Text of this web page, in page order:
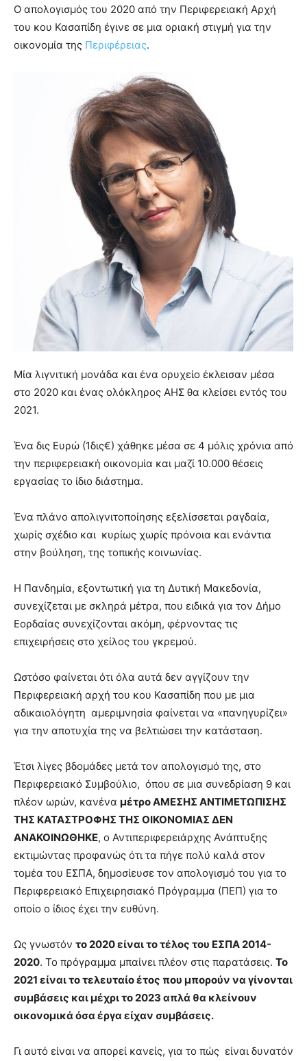
Ο απολογισμός του 2020 από την Περιφερειακή Αρχή
του κου Κασαπίδη έγινε σε μια οριακή στιγμή για την
οικονομία της Περιφέρειας.
Μία λιγνιτική μονάδα και ένα ορυχείο έκλεισαν μέσα
στο 2020 και ένας ολόκληρος ΑΗΣ θα κλείσει εντός του
2021.
Ένα δις Ευρώ (1δις€) χάθηκε μέσα σε 4 μόλις χρόνια από
την περιφερειακή οικονομία και μαζί 10.000 θέσεις
εργασίας το ίδιο διάστημα.
Ένα πλάνο απολιγνιτοποίησης εξελίσσεται ραγδαία,
χωρίς σχέδιο και κυρίως χωρίς πρόνοια και ενάντια
στην βούληση, της τοπικής κοινωνίας.
Η Πανδημία, εξοντωτική για τη Δυτική Μακεδονία,
συνεχίζεται με σκληρά μέτρα, που ειδικά για τον Δήμο
Εορδαίας συνεχίζονται ακόμη, φέρνοντας τις
επιχειρήσεις στο χείλος του γκρεμού.
Ωστόσο φαίνεται ότι όλα αυτά δεν αγγίζουν την
Περιφερειακή αρχή του κου Κασαπίδη που με μια
αδικαιολόγητη αμεριμνησία φαίνεται να «πανηγυρίζει»
για την αποτυχία της να βελτιώσει την κατάσταση.
Έτσι λίγες βδομάδες μετά τον απολογισμό της, στο
Περιφερειακό Συμβούλιο, όπου σε μια συνεδρίαση 9 και
πλέον ωρών, κανένα μέτρο ΑΜΕΣΗΣ ΑΝΤΙΜΕΤΩΠΙΣΗΣ
ΤΗΣ ΚΑΤΑΣΤΡΟΦΗΣ ΤΗΣ ΟΙΚΟΝΟΜΙΑΣ ΔΕΝ
ΑΝΑΚΟΙΝΩΘΗΚΕ, ο Αντιπεριφερειάρχης Ανάπτυξης
εκτιμώντας προφανώς ότι τα πήγε πολύ καλά στον
τομέα του ΕΣΠΑ, δημοσίευσε τον απολογισμό του για το
Περιφερειακό Επιχειρησιακό Πρόγραμμα (ΠΕΠ) για το
οποίο ο ίδιος έχει την ευθύνη.
Ως γνωστόν το 2020 είναι το τέλος του ΕΣΠΑ 2014-
2020. Το πρόγραμμα μπαίνει πλέον στις παρατάσεις. Το
2021 είναι το τελευταίο έτος που μπορούν να γίνονται
συμβάσεις και μέχρι το 2023 απλά θα κλείνουν
οικονομικά όσα έργα είχαν συμβάσεις.
Γι αυτό είναι να απορεί κανείς, για το πώς είναι δυνατόν